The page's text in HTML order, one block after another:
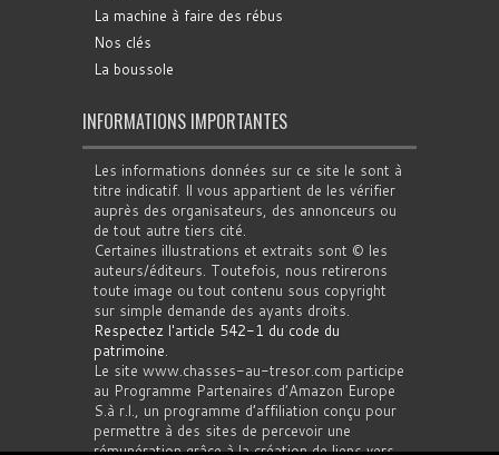
La machine à faire des rébus
Nos clés
La boussole
INFORMATIONS IMPORTANTES
Les informations données sur ce site le sont à
titre indicatif. Il vous appartient de les vérifier
auprès des organisateurs, des annonceurs ou
de tout autre tiers cité.
Certaines illustrations et extraits sont © les
auteurs/éditeurs. Toutefois, nous retirerons
toute image ou tout contenu sous copyright
sur simple demande des ayants droits.
Respectez l'article 542-1 du code du
patrimoine.
Le site www.chasses-au-tresor.com participe
au Programme Partenaires d’Amazon Europe
S.à r.l., un programme d’affiliation conçu pour
permettre à des sites de percevoir une
rémunération grâce à la création de liens vers